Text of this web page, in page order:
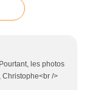
les photos
Christophe<br />